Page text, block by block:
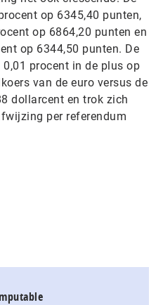
op 6345,40 punten,
op 6864,20 punten en
op 6344,50 punten. De
procent in de plus op
van de euro versus de
dollarcent en trok zich
per referendum